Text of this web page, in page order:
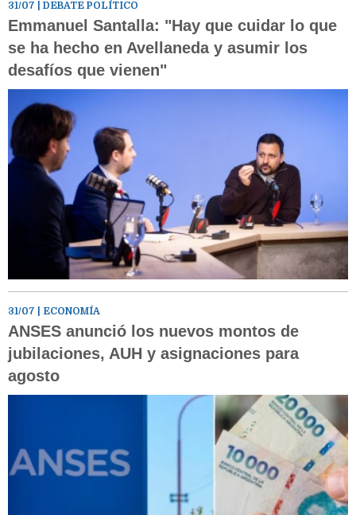
31/07 | DEBATE POLÍTICO
Emmanuel Santalla: "Hay que cuidar lo que
se ha hecho en Avellaneda y asumir los
desafíos que vienen"
31/07 | ECONOMÍA
ANSES anunció los nuevos montos de
jubilaciones, AUH y asignaciones para
agosto